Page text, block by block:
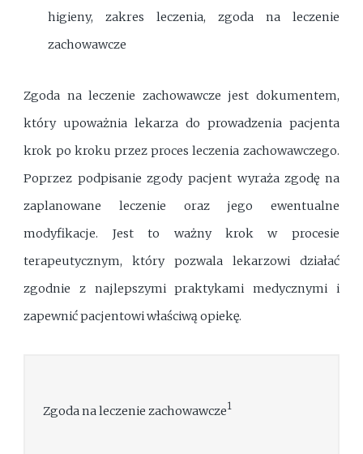
higieny, zakres leczenia, zgoda na leczenie
zachowawcze
Zgoda na leczenie zachowawcze jest dokumentem,
który upoważnia lekarza do prowadzenia pacjenta
krok po kroku przez proces leczenia zachowawczego.
Poprzez podpisanie zgody pacjent wyraża zgodę na
zaplanowane leczenie oraz jego ewentualne
modyfikacje. Jest to ważny krok w procesie
terapeutycznym, który pozwala lekarzowi działać
zgodnie z najlepszymi praktykami medycznymi i
zapewnić pacjentowi właściwą opiekę.
Zgoda na leczenie zachowawcze1